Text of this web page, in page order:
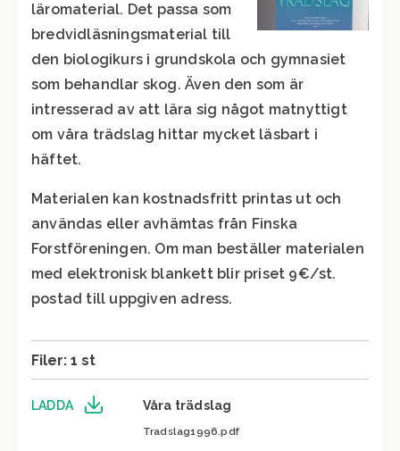
läromaterial. Det passa som
bredvidläsningsmaterial till
den biologikurs i grundskola och gymnasiet
som behandlar skog. Även den som är
intresserad av att lära sig något matnyttigt
om våra trädslag hittar mycket läsbart i
häftet.
Materialen kan kostnadsfritt printas ut och
användas eller avhämtas från Finska
Forstföreningen. Om man beställer materialen
med elektronisk blankett blir priset 9€/st.
postad till uppgiven adress.
Filer: 1 st
LADDA Våra trädslag
Tradslag1996.pdf